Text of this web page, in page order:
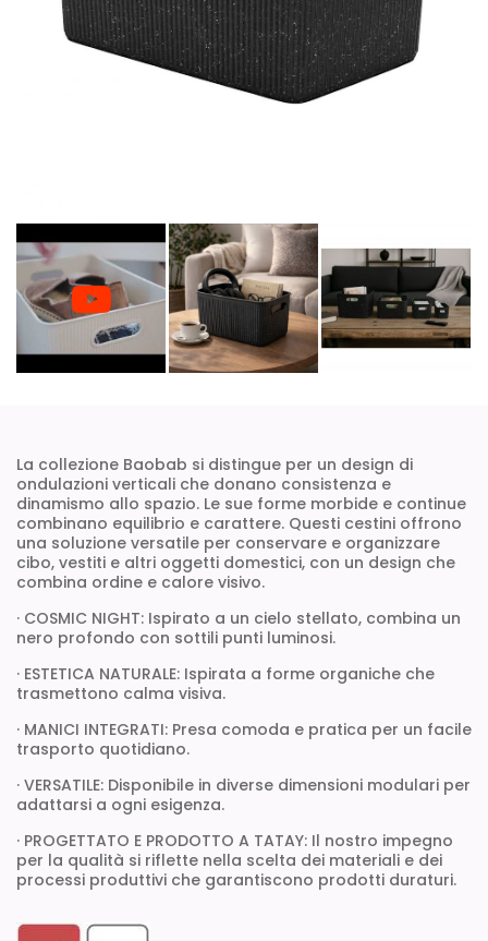
La collezione Baobab si distingue per un design di
ondulazioni verticali che donano consistenza e
dinamismo allo spazio. Le sue forme morbide e continue
combinano equilibrio e carattere. Questi cestini offrono
una soluzione versatile per conservare e organizzare
cibo, vestiti e altri oggetti domestici, con un design che
combina ordine e calore visivo.
· COSMIC NIGHT: Ispirato a un cielo stellato, combina un
nero profondo con sottili punti luminosi.
· ESTETICA NATURALE: Ispirata a forme organiche che
trasmettono calma visiva.
· MANICI INTEGRATI: Presa comoda e pratica per un facile
trasporto quotidiano.
· VERSATILE: Disponibile in diverse dimensioni modulari per
adattarsi a ogni esigenza.
· PROGETTATO E PRODOTTO A TATAY: Il nostro impegno
per la qualità si riflette nella scelta dei materiali e dei
processi produttivi che garantiscono prodotti duraturi.